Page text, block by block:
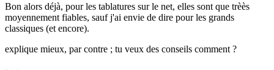
Bon alors déjà, pour les tablatures sur le net, elles sont que trèès
moyennement fiables, sauf j'ai envie de dire pour les grands
classiques (et encore).
explique mieux, par contre ; tu veux des conseils comment ?